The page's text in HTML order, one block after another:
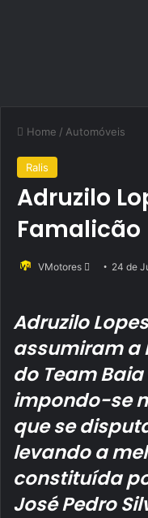
Home / Automóveis
Ralis
Adruzilo
Famalicão
VMotores
Send 24 de
Adruzilo
assumiram a
do Team
impondo-se
que se
levando a
constituída
José Pedro